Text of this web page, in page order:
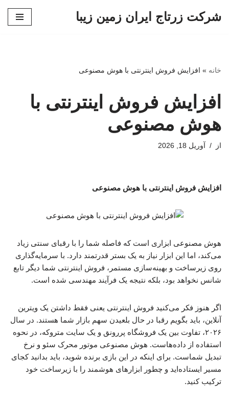
شرکت زرتاج ایران زمین زیبا
خانه » افزایش فروش اینترنتی با هوش مصنوعی
افزایش فروش اینترنتی با
هوش مصنوعی
از آوریل 18, 2026
افزایش فروش اینترنتی با هوش مصنوعی
هوش مصنوعی ابزاری است که فاصله شما را با رقبای سنتی زیاد
می‌کند، اما این ابزار نیاز به یک بستر قدرتمند دارد. با سرمایه‌گذاری
روی زیرساخت و بهینه‌سازی مستمر، فروش اینترنتی شما دیگر تابع
شانس نخواهد بود، بلکه نتیجه یک فرآیند مهندسی شده است.
اگر هنوز فکر می‌کنید فروش اینترنتی یعنی فقط داشتن یک ویترین
آنلاین، باید بگویم رقبا در حال بلعیدن سهم بازار شما هستند. در سال
۲۰۲۶، تفاوت بین یک فروشگاه پررونق و یک سایت متروکه، در نحوه
استفاده از داده‌هاست. هوش مصنوعی موتور محرک سئو و نرخ
تبدیل شماست. برای اینکه در این بازی برنده شوید، باید بدانید کجای
مسیر ایستاده‌اید و چطور ابزارهای هوشمند را با زیرساخت خود
ترکیب کنید.